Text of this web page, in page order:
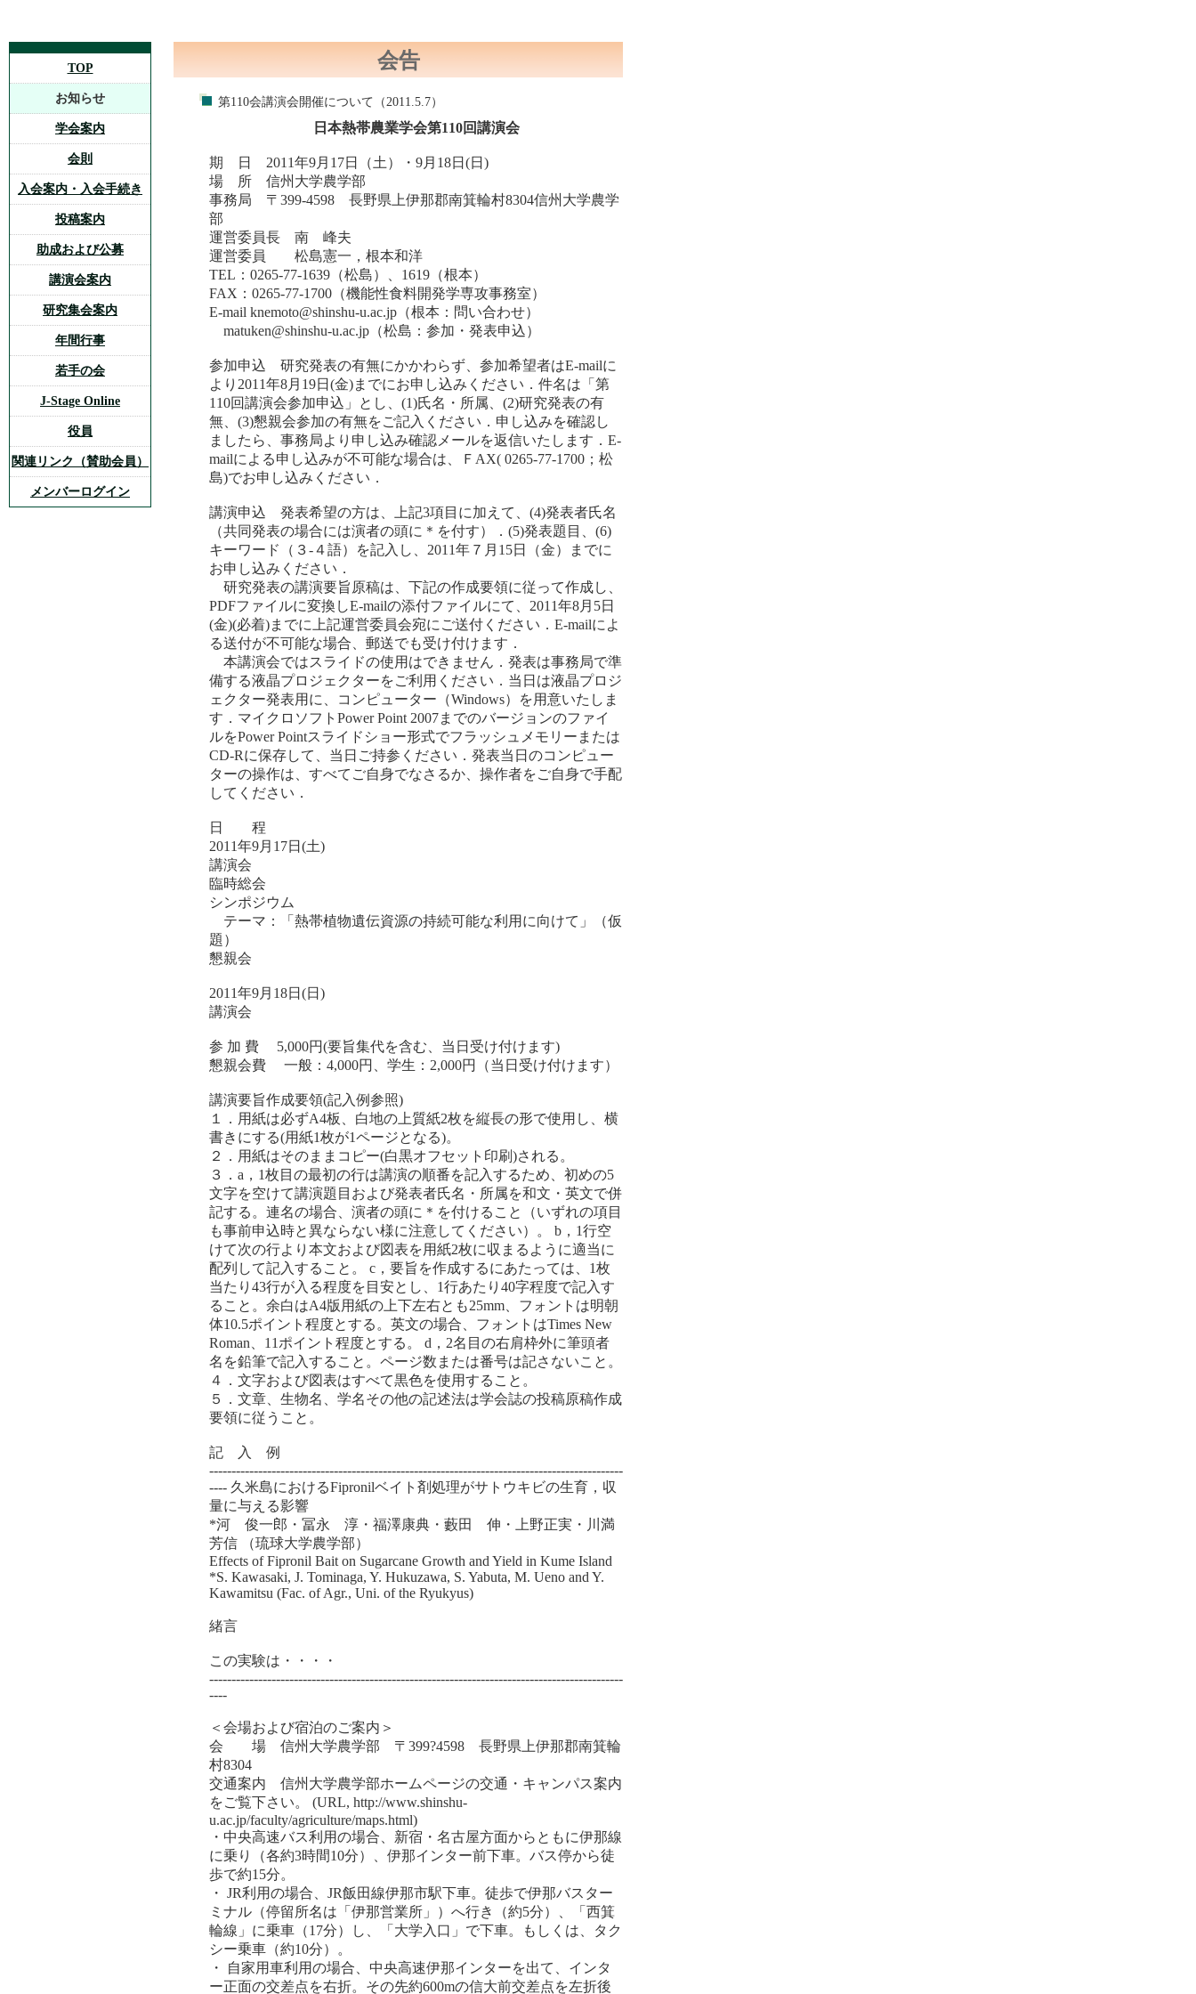
会告
第110会講演会開催について（2011.5.7）
日本熱帯農業学会第110回講演会
期 日 2011年9月17日（土）・9月18日(日)
場 所 信州大学農学部
事務局 〒399-4598 長野県上伊那郡南箕輪村8304信州大学農学
部
運営委員長 南 峰夫
運営委員 松島憲一，根本和洋
TEL：0265-77-1639（松島）、1619（根本）
FAX：0265-77-1700（機能性食料開発学専攻事務室）
E-mail knemoto@shinshu-u.ac.jp（根本：問い合わせ）
matuken@shinshu-u.ac.jp（松島：参加・発表申込）
参加申込 研究発表の有無にかかわらず、参加希望者はE-mailに
より2011年8月19日(金)までにお申し込みください．件名は「第
110回講演会参加申込」とし、(1)氏名・所属、(2)研究発表の有
無、(3)懇親会参加の有無をご記入ください．申し込みを確認し
ましたら、事務局より申し込み確認メールを返信いたします．E-
mailによる申し込みが不可能な場合は、ＦAX( 0265-77-1700；松
島)でお申し込みください．
講演申込 発表希望の方は、上記3項目に加えて、(4)発表者氏名
（共同発表の場合には演者の頭に＊を付す）．(5)発表題目、(6)
キーワード（３-４語）を記入し、2011年７月15日（金）までに
お申し込みください．
研究発表の講演要旨原稿は、下記の作成要領に従って作成し、
PDFファイルに変換しE-mailの添付ファイルにて、2011年8月5日
(金)(必着)までに上記運営委員会宛にご送付ください．E-mailによ
る送付が不可能な場合、郵送でも受け付けます．
本講演会ではスライドの使用はできません．発表は事務局で準
備する液晶プロジェクターをご利用ください．当日は液晶プロジ
ェクター発表用に、コンピューター（Windows）を用意いたしま
す．マイクロソフトPower Point 2007までのバージョンのファイ
ルをPower Pointスライドショー形式でフラッシュメモリーまたは
CD-Rに保存して、当日ご持参ください．発表当日のコンピュー
ターの操作は、すべてご自身でなさるか、操作者をご自身で手配
してください．
日 程
2011年9月17日(土)
講演会
臨時総会
シンポジウム
テーマ：「熱帯植物遺伝資源の持続可能な利用に向けて」（仮
題）
懇親会
2011年9月18日(日)
講演会
参 加 費 5,000円(要旨集代を含む、当日受け付けます)
懇親会費 一般：4,000円、学生：2,000円（当日受け付けます）
講演要旨作成要領(記入例参照)
１．用紙は必ずA4板、白地の上質紙2枚を縦長の形で使用し、横
書きにする(用紙1枚が1ページとなる)。
２．用紙はそのままコピー(白黒オフセット印刷)される。
３．a，1枚目の最初の行は講演の順番を記入するため、初めの5
文字を空けて講演題目および発表者氏名・所属を和文・英文で併
記する。連名の場合、演者の頭に＊を付けること（いずれの項目
も事前申込時と異ならない様に注意してください）。 b，1行空
けて次の行より本文および図表を用紙2枚に収まるように適当に
配列して記入すること。 c，要旨を作成するにあたっては、1枚
当たり43行が入る程度を目安とし、1行あたり40字程度で記入す
ること。余白はA4版用紙の上下左右とも25mm、フォントは明朝
体10.5ポイント程度とする。英文の場合、フォントはTimes New
Roman、11ポイント程度とする。 d，2名目の右肩枠外に筆頭者
名を鉛筆で記入すること。ページ数または番号は記さないこと。
４．文字および図表はすべて黒色を使用すること。
５．文章、生物名、学名その他の記述法は学会誌の投稿原稿作成
要領に従うこと。
記 入 例
---------------------------------------------------------------------------------------------
---- 久米島におけるFipronilベイト剤処理がサトウキビの生育，収
量に与える影響
*河 俊一郎・冨永 淳・福澤康典・藪田 伸・上野正実・川満
芳信 （琉球大学農学部）
Effects of Fipronil Bait on Sugarcane Growth and Yield in Kume Island
*S. Kawasaki, J. Tominaga, Y. Hukuzawa, S. Yabuta, M. Ueno and Y.
Kawamitsu (Fac. of Agr., Uni. of the Ryukyus)
緒言
この実験は・・・・
---------------------------------------------------------------------------------------------
----
＜会場および宿泊のご案内＞
会 場 信州大学農学部 〒399?4598 長野県上伊那郡南箕輪
村8304
交通案内 信州大学農学部ホームページの交通・キャンパス案内
をご覧下さい。 (URL, http://www.shinshu-
u.ac.jp/faculty/agriculture/maps.html)
・中央高速バス利用の場合、新宿・名古屋方面からともに伊那線
に乗り（各約3時間10分）、伊那インター前下車。バス停から徒
歩で約15分。
・ JR利用の場合、JR飯田線伊那市駅下車。徒歩で伊那バスター
ミナル（停留所名は「伊那営業所」）へ行き（約5分）、「西箕
輪線」に乗車（17分）し、「大学入口」で下車。もしくは、タク
シー乗車（約10分）。
・ 自家用車利用の場合、中央高速伊那インターを出て、インタ
ー正面の交差点を右折。その先約600mの信大前交差点を左折後
TOP
お知らせ
学会案内
会則
入会案内・入会手続き
投稿案内
助成および公募
講演会案内
研究集会案内
年間行事
若手の会
J-Stage Online
役員
関連リンク（賛助会員）
メンバーログイン